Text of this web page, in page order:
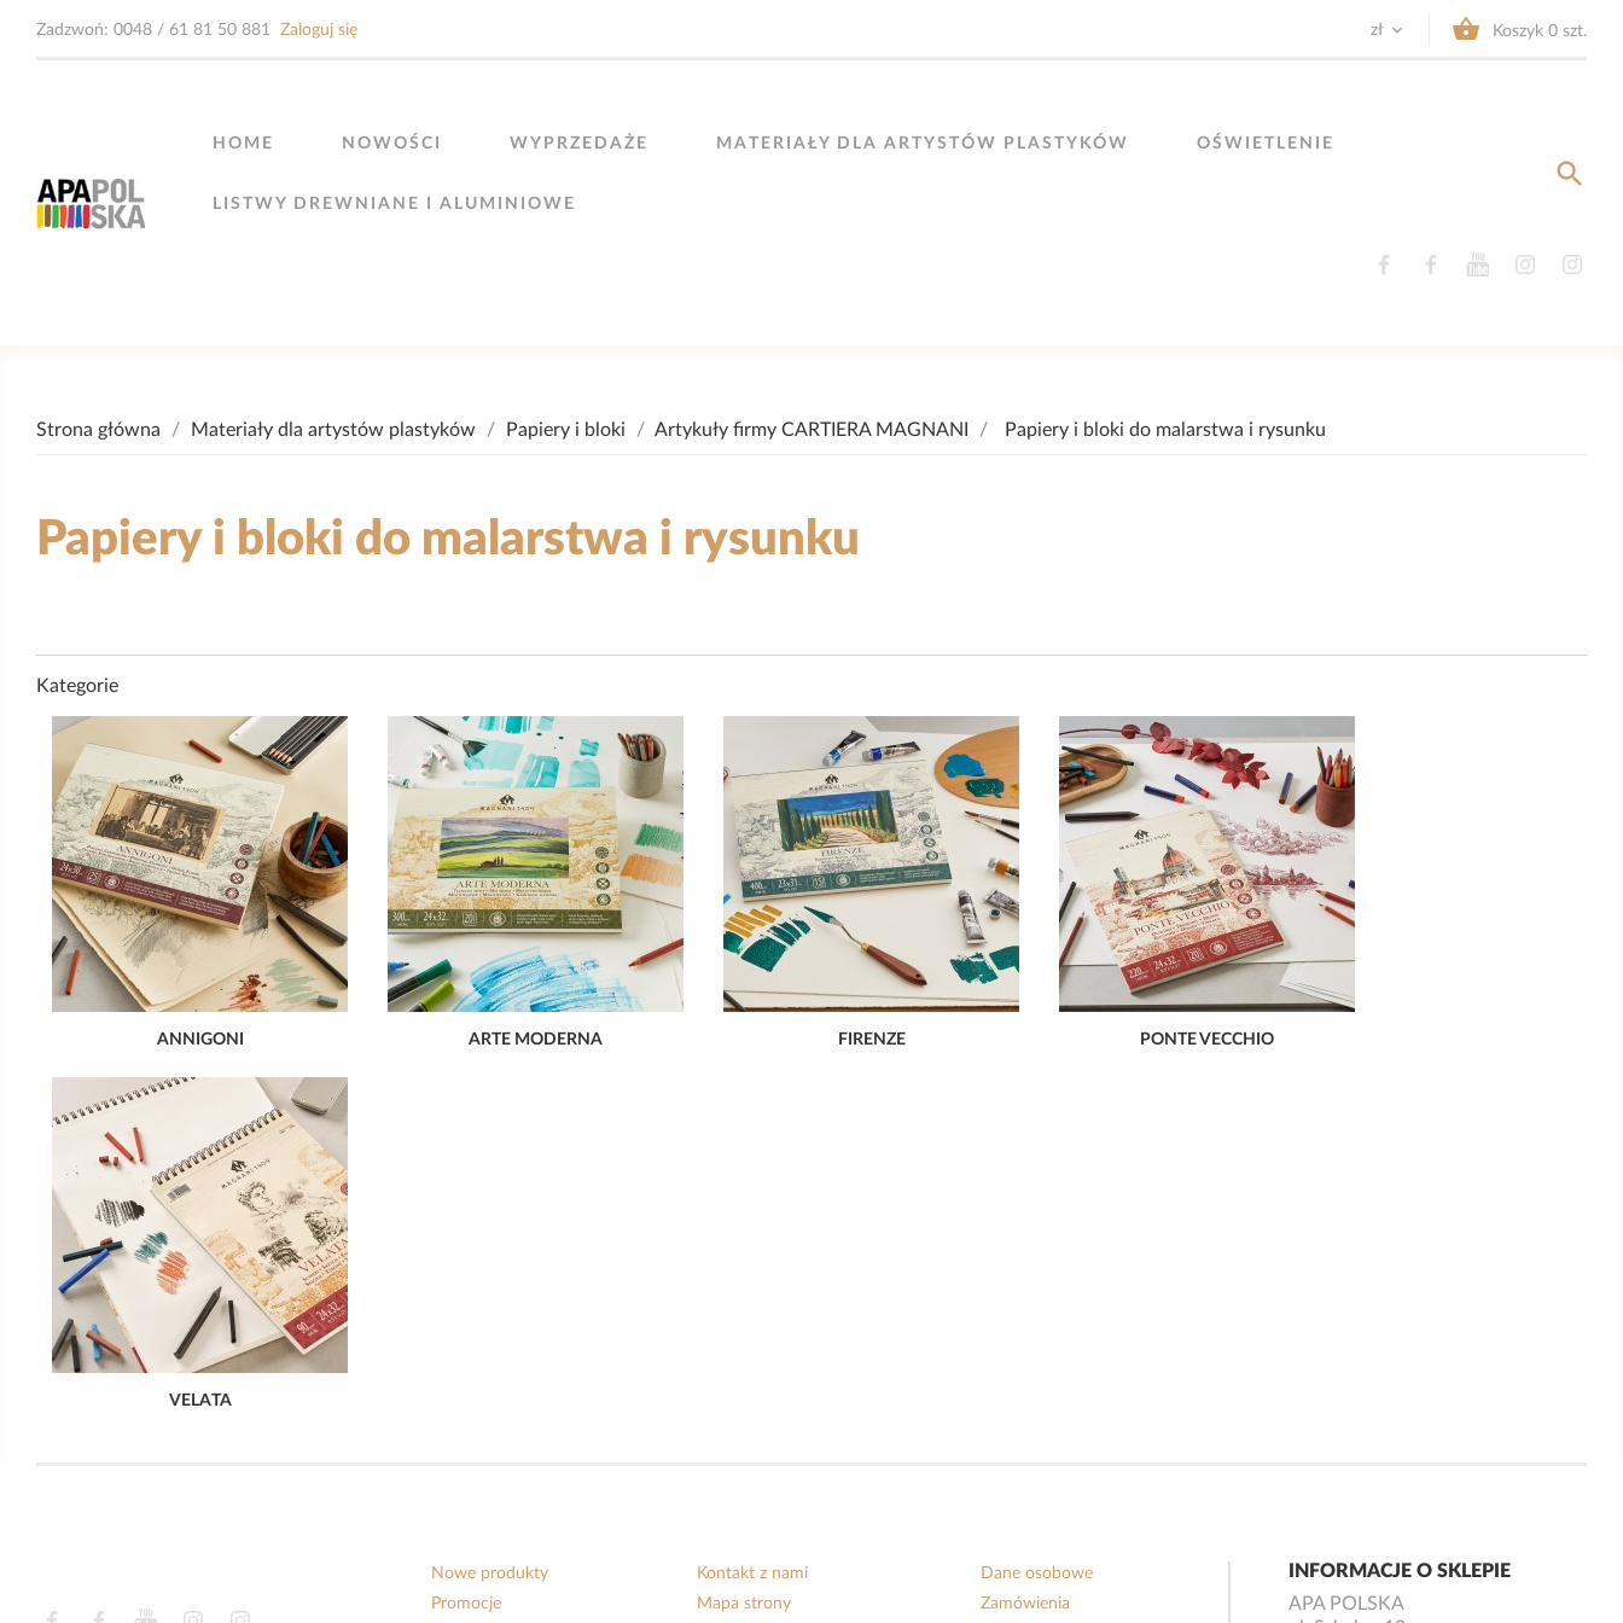
Zadzwoń: 0048 / 61 81 50 881 Zaloguj się zł   Koszyk 0 szt.
FacebookFacebookYouTubeInstagram
HOME NOWOŚCI WYPRZEDAŻE MATERIAŁY DLA ARTYSTÓW PLASTYKÓW OŚWIETLENIE
LISTWY DREWNIANE I ALUMINIOWE

Strona główna Materiały dla artystów plastyków Papiery i bloki Artykuły firmy CARTIERA MAGNANI Papiery i bloki do malarstwa i rysunku
Papiery i bloki do malarstwa i rysunku
Kategorie
ANNIGONI ARTE MODERNA FIRENZE PONTE VECCHIO
VELATA
Nowe produkty
Promocje
Kontakt z nami
Mapa strony
Dane osobowe
Zamówienia
INFORMACJE O SKLEPIE
APA POLSKA